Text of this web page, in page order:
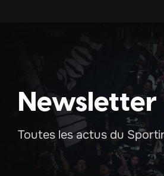
Newsletter
Toutes les actus du